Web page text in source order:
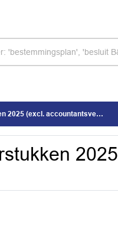
(excl. accountantsverklaring)
2025